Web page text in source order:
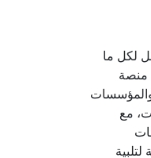
لكل ما
منصة
مع